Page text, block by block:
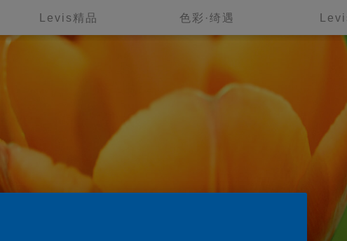
Levis精品 色彩·绮遇